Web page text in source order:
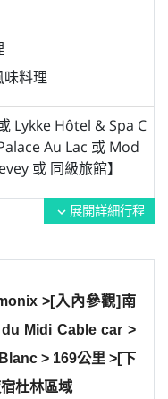
味料理
或 Lykke Hôtel & Spa C
Au Lac 或 Mod
或 同級旅館】
expand_more 展開詳細行程
>[入內參觀]南
Midi Cable car >
> 169公里 >[下
杜林區域